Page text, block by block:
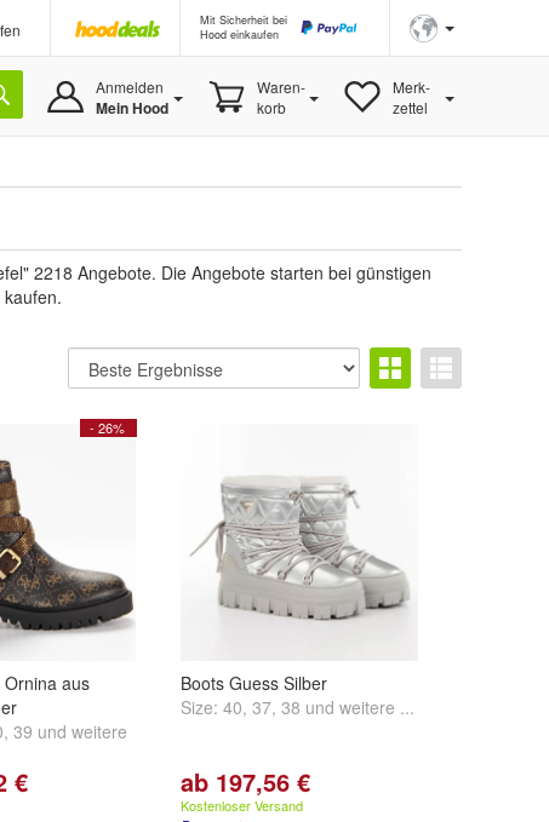
Mit Sicherheit bei
Hood einkaufen
Anmelden
Mein Hood
Waren-
korb
Merk-
zettel
2218 Angebote. Die Angebote starten bei günstigen
- 26%
aus
, 39 und weitere
€
Boots Guess Silber
Size: 40, 37, 38 und weitere ...
ab 197,56 €
Kostenloser Versand